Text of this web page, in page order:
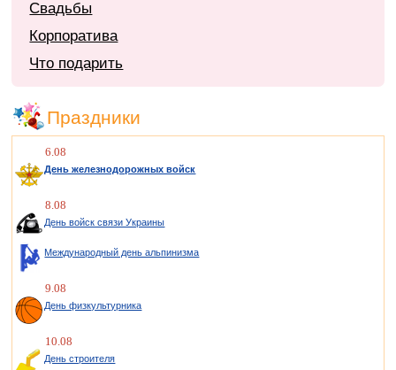
Свадьбы
Корпоратива
Что подарить
Праздники
6.08
День железнодорожных войск
8.08
День войск связи Украины
Международный день альпинизма
9.08
День физкультурника
10.08
День строителя